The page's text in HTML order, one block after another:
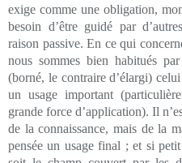
exige comme une obligation,
besoin d’être guidé par
raison passive. En ce qui
nous sommes bien habitués
(borné, le contraire d’élargi)
un usage important
grande force d’application). Il
de la connaissance, mais de la
pensée un usage final ; et si